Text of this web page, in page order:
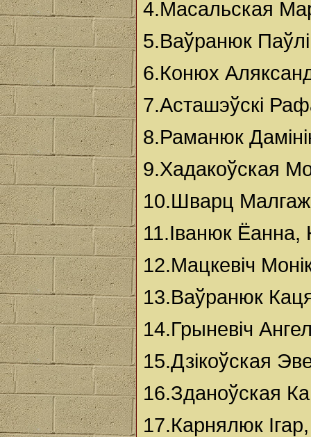
4.Масальская
5.Ваўранюк
6.Конюх
7.Асташэўскі
8.Раманюк
9.Хадакоўская
10.Шварц
11.Іванюк Ёанна,
12.Мацкевіч
13.Ваўранюк
14.Грыневіч
15.Дзікоўская
16.Зданоўская
17.Карнялюк